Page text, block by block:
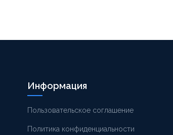
Информация
Пользовательское соглашение
Политика конфиденциальности